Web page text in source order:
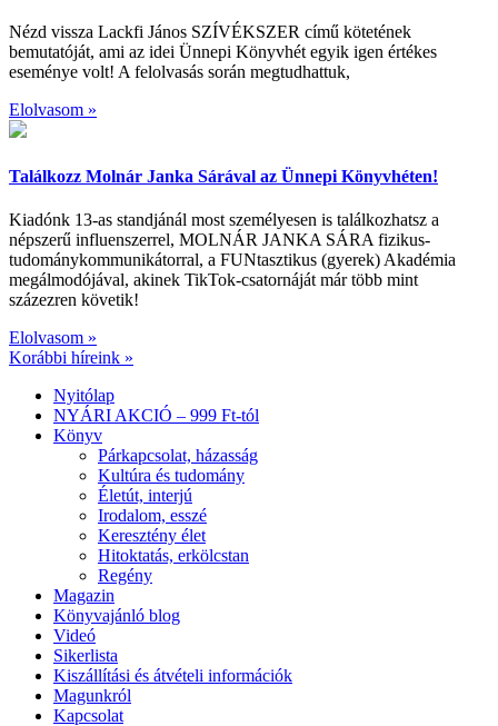
Nézd vissza Lackfi János SZÍVÉKSZER című kötetének
bemutatóját, ami az idei Ünnepi Könyvhét egyik igen értékes
eseménye volt! A felolvasás során megtudhattuk,
Elolvasom »
Találkozz Molnár Janka Sárával az Ünnepi Könyvhéten!
Kiadónk 13-as standjánál most személyesen is találkozhatsz a
népszerű influenszerrel, MOLNÁR JANKA SÁRA fizikus-
tudománykommunikátorral, a FUNtasztikus (gyerek) Akadémia
megálmodójával, akinek TikTok-csatornáját már több mint
százezren követik!
Elolvasom »
Korábbi híreink »
Nyitólap
NYÁRI AKCIÓ – 999 Ft-tól
Könyv
Párkapcsolat, házasság
Kultúra és tudomány
Életút, interjú
Irodalom, esszé
Keresztény élet
Hitoktatás, erkölcstan
Regény
Magazin
Könyvajánló blog
Videó
Sikerlista
Kiszállítási és átvételi információk
Magunkról
Kapcsolat